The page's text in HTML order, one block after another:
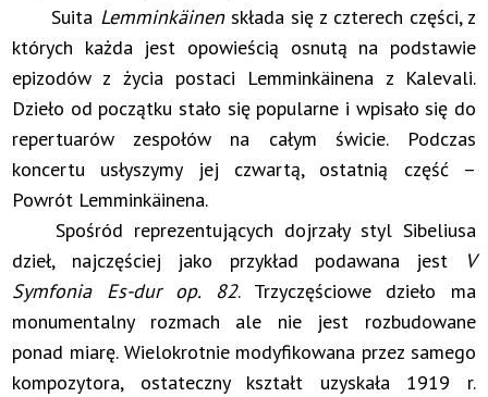
Suita Lemminkäinen składa się z czterech części, z
których każda jest opowieścią osnutą na podstawie
epizodów z życia postaci Lemminkäinena z Kalevali.
Dzieło od początku stało się popularne i wpisało się do
repertuarów zespołów na całym świcie. Podczas
koncertu usłyszymy jej czwartą, ostatnią część –
Powrót Lemminkäinena.
Spośród reprezentujących dojrzały styl Sibeliusa
dzieł, najczęściej jako przykład podawana jest
V
Symfonia Es-dur op. 82. Trzyczęściowe dzieło ma
monumentalny rozmach ale nie jest rozbudowane
ponad miarę. Wielokrotnie modyfikowana przez samego
kompozytora, ostateczny kształt uzyskała 1919 r.